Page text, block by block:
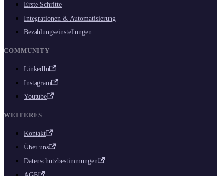
Erste Schritte
Integrationen & Automatisierung
Bezahlungseinstellungen
COMMUNITY
LinkedIn
Instagram
Youtube
WEITERES
Kontakt
Über uns
Datenschutzbestimmungen